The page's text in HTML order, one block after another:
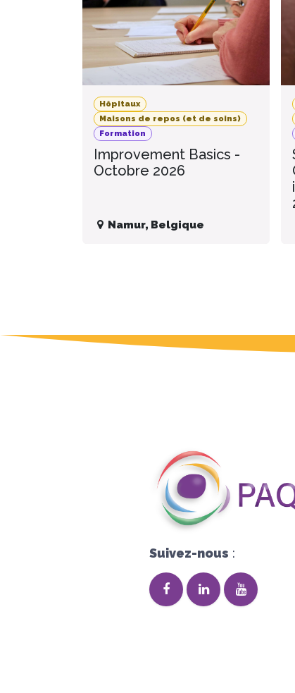
Hôpitaux
Maisons de repos (et de soins)
Formation
Improvement Basics -
Octobre 2026
Namur, Belgique
Suivez-nous :